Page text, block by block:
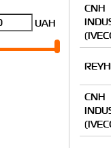
UAH
CNH
CNH